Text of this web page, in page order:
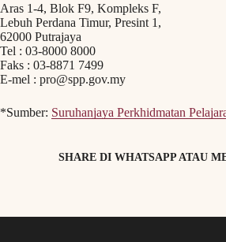
Aras 1-4, Blok F9, Kompleks F,
Lebuh Perdana Timur, Presint 1,
62000 Putrajaya
Tel : 03-8000 8000
Faks : 03-8871 7499
E-mel : pro@spp.gov.my
*Sumber: Suruhanjaya Perkhidmatan
SHARE DI WHATSAPP ATAU